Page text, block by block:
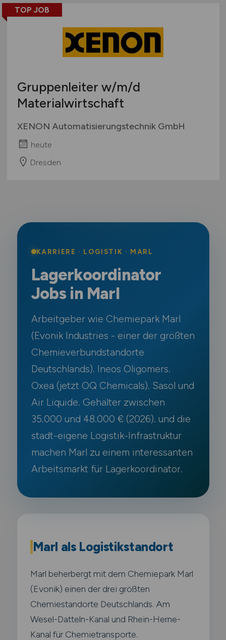
TOP JOB
Gruppenleiter w/m/d
Materialwirtschaft
XENON Automatisierungstechnik GmbH
heute
Dresden
KARRIERE · LOGISTIK · MARL
Lagerkoordinator
Jobs in Marl
Arbeitgeber wie Chemiepark Marl
(Evonik Industries - einer der größten
Chemieverbundstandorte
Deutschlands). Ineos Oligomers.
Oxea (jetzt OQ Chemicals). Sasol und
Air Liquide. Gehälter zwischen
35.000 und 48.000 € (2026). und die
stadt-eigene Logistik-Infrastruktur
machen Marl zu einem interessanten
Arbeitsmarkt für Lagerkoordinator.
Marl als Logistikstandort
Marl beherbergt mit dem Chemiepark Marl
(Evonik) einen der drei größten
Chemiestandorte Deutschlands. Am
Wesel-Datteln-Kanal und Rhein-Herne-
Kanal für Chemietransporte.